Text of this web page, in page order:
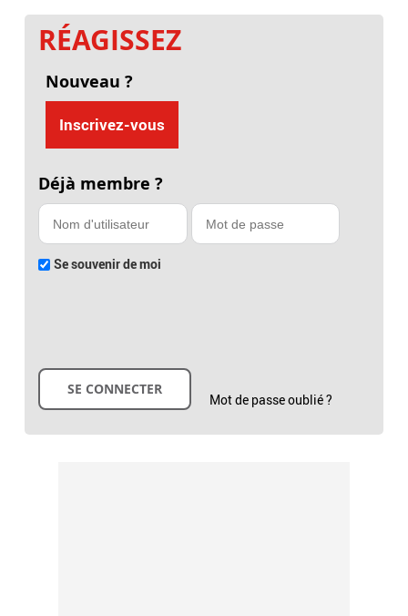
RÉAGISSEZ
Nouveau ?
Inscrivez-vous
Déjà membre ?
Se souvenir de moi
Mot de passe oublié ?